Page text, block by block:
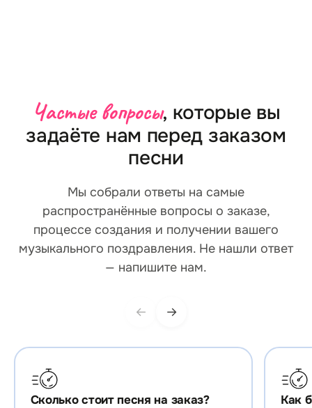
Частые вопросы, которые вы
задаёте нам перед заказом
песни
Мы собрали ответы на самые
распространённые вопросы о заказе,
процессе создания и получении вашего
музыкального поздравления. Не нашли ответ
— напишите нам.
← →
Сколько стоит песня на заказ? Как